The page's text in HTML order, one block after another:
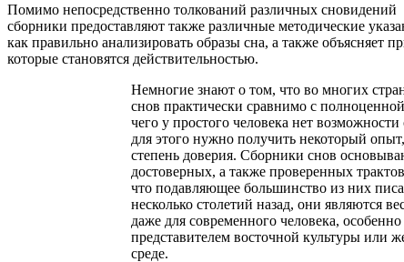
Помимо непосредственно толкований различных сновидений
сборники предоставляют также различные методические
как правильно анализировать образы сна, а также объясняет
которые становятся действительностью.
Немногие знают о том, что во многих
снов практически сравнимо с
чего у простого человека нет возможности
для этого нужно получить некоторый
степень доверия. Сборники снов
достоверных, а также проверенных
что подавляющее большинство из них
несколько столетий назад, они являются
даже для современного человека, особенно
представителем восточной культуры или
среде.